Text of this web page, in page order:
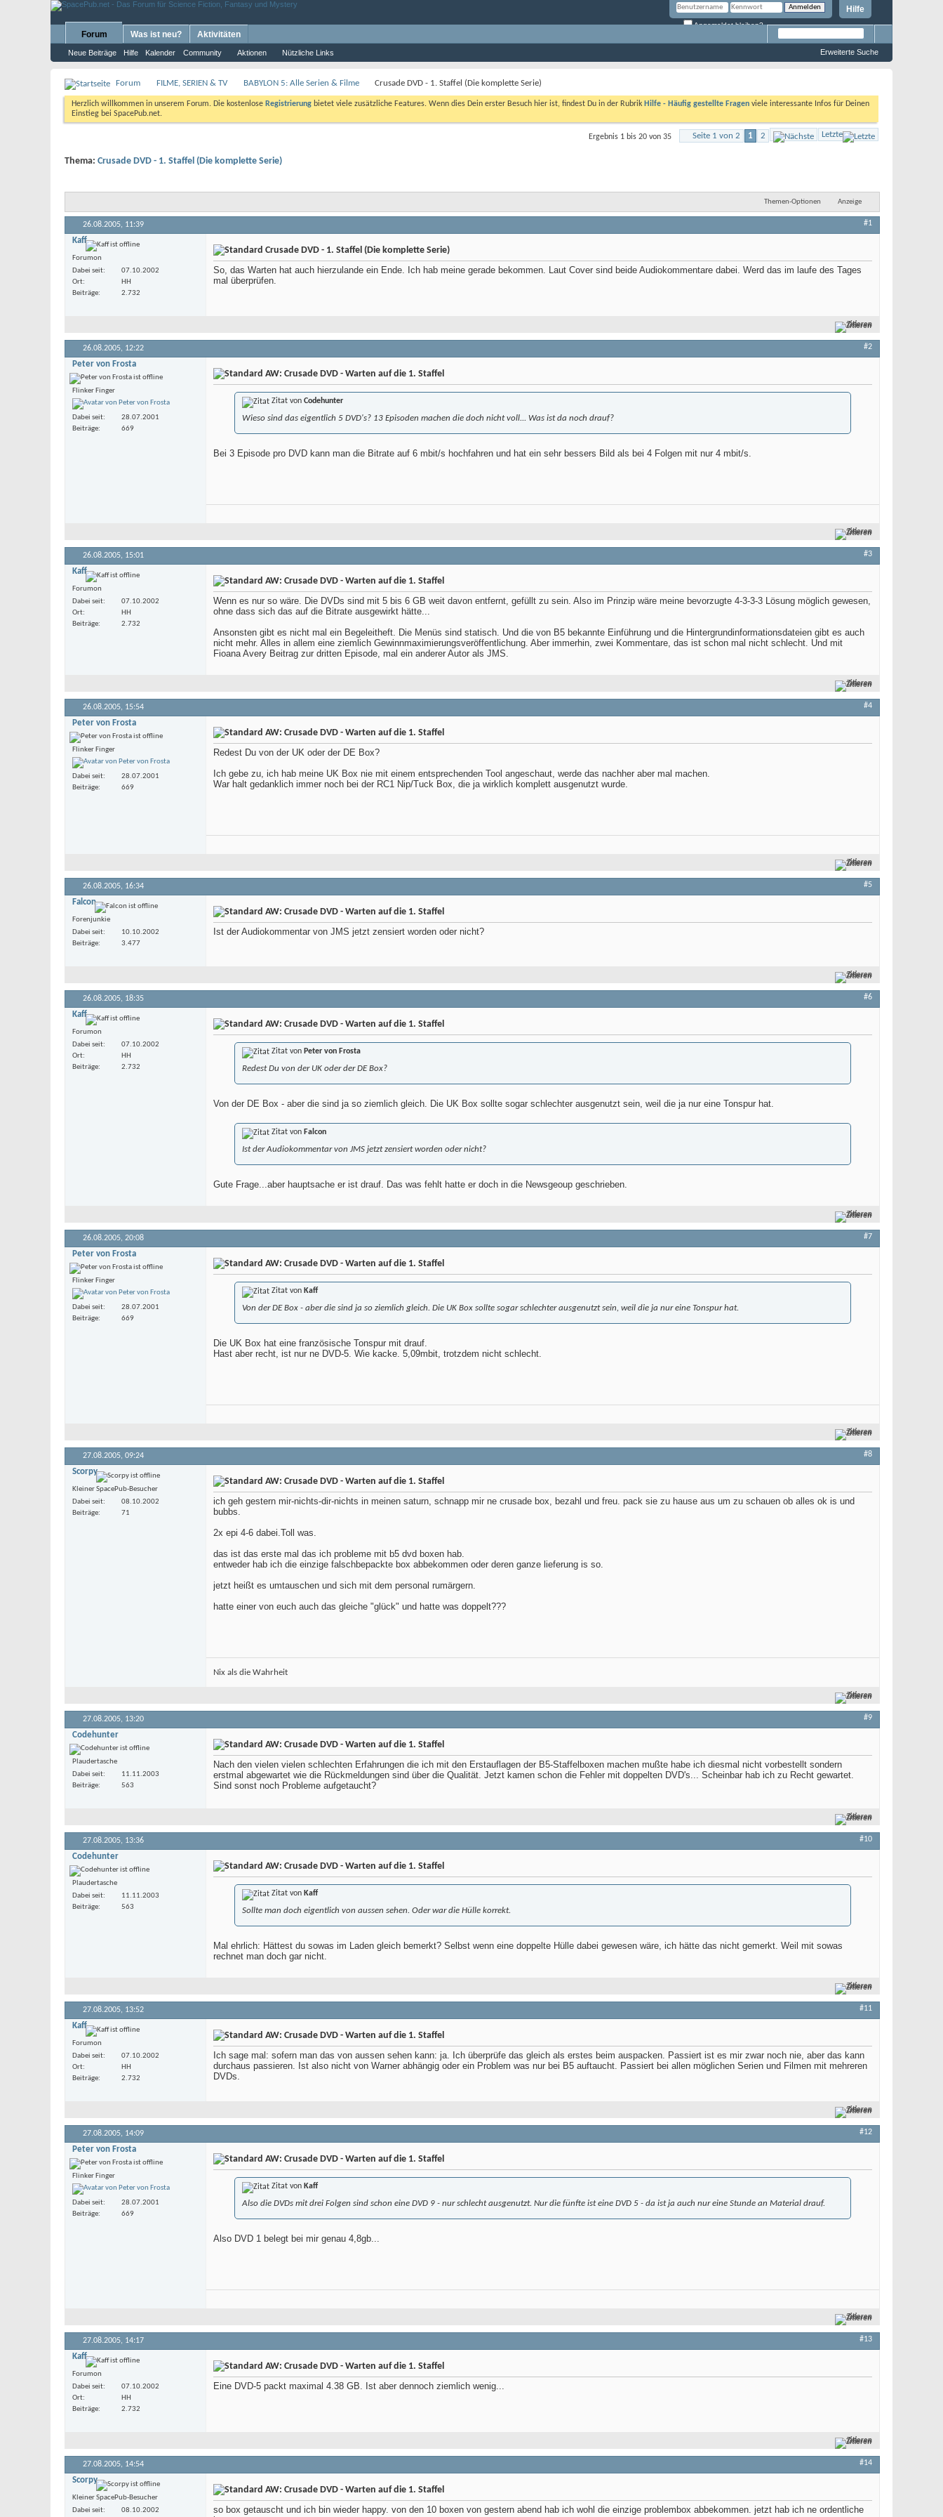
Hilfe
Angemeldet bleiben?
Forum
Neue Beiträge Hilfe Kalender Community Aktionen Nützliche Links
Was ist neu? Aktivitäten
Erweiterte Suche
Forum FILME, SERIEN & TV BABYLON 5: Alle Serien & Filme Crusade DVD - 1. Staffel (Die komplette Serie)
Herzlich willkommen in unserem Forum. Die kostenlose Registrierung bietet viele zusätzliche Features. Wenn dies Dein erster Besuch hier ist, findest Du in der Rubrik Hilfe - Häufig gestellte Fragen viele interessante Infos für Deinen
Einstieg bei SpacePub.net.
Seite 1 von 2 1 2 Letzte
Ergebnis 1 bis 20 von 35
Thema: Crusade DVD - 1. Staffel (Die komplette Serie)
Themen-Optionen Anzeige
26.08.2005, 11:39 #1
Kaff
Forumon
Dabei seit
07.10.2002
Ort
HH
Beiträge
2.732
Crusade DVD - 1. Staffel (Die komplette Serie)
So, das Warten hat auch hierzulande ein Ende. Ich hab meine gerade bekommen. Laut Cover sind beide Audiokommentare dabei. Werd das im laufe des Tages
mal überprüfen.
Zitieren
26.08.2005, 12:22 #2
Peter von Frosta
Flinker Finger
Dabei seit
28.07.2001
Beiträge
669
AW: Crusade DVD - Warten auf die 1. Staffel
Zitat von Codehunter
Wieso sind das eigentlich 5 DVD's? 13 Episoden machen die doch nicht voll... Was ist da noch drauf?
Bei 3 Episode pro DVD kann man die Bitrate auf 6 mbit/s hochfahren und hat ein sehr bessers Bild als bei 4 Folgen mit nur 4 mbit/s.
Zitieren
26.08.2005, 15:01 #3
Kaff
Forumon
Dabei seit
07.10.2002
Ort
HH
Beiträge
2.732
AW: Crusade DVD - Warten auf die 1. Staffel
Wenn es nur so wäre. Die DVDs sind mit 5 bis 6 GB weit davon entfernt, gefüllt zu sein. Also im Prinzip wäre meine bevorzugte 4-3-3-3 Lösung möglich gewesen,
ohne dass sich das auf die Bitrate ausgewirkt hätte...
Ansonsten gibt es nicht mal ein Begeleitheft. Die Menüs sind statisch. Und die von B5 bekannte Einführung und die Hintergrundinformationsdateien gibt es auch
nicht mehr. Alles in allem eine ziemlich Gewinnmaximierungsveröffentlichung. Aber immerhin, zwei Kommentare, das ist schon mal nicht schlecht. Und mit
Fioana Avery Beitrag zur dritten Episode, mal ein anderer Autor als JMS.
Zitieren
26.08.2005, 15:54 #4
Peter von Frosta
Flinker Finger
Dabei seit
28.07.2001
Beiträge
669
AW: Crusade DVD - Warten auf die 1. Staffel
Redest Du von der UK oder der DE Box?
Ich gebe zu, ich hab meine UK Box nie mit einem entsprechenden Tool angeschaut, werde das nachher aber mal machen.
War halt gedanklich immer noch bei der RC1 Nip/Tuck Box, die ja wirklich komplett ausgenutzt wurde.
Zitieren
26.08.2005, 16:34 #5
Falcon
Forenjunkie
Dabei seit
10.10.2002
Beiträge
3.477
AW: Crusade DVD - Warten auf die 1. Staffel
Ist der Audiokommentar von JMS jetzt zensiert worden oder nicht?
Zitieren
26.08.2005, 18:35 #6
Kaff
Forumon
Dabei seit
07.10.2002
Ort
HH
Beiträge
2.732
AW: Crusade DVD - Warten auf die 1. Staffel
Zitat von Peter von Frosta
Redest Du von der UK oder der DE Box?
Von der DE Box - aber die sind ja so ziemlich gleich. Die UK Box sollte sogar schlechter ausgenutzt sein, weil die ja nur eine Tonspur hat.
Zitat von Falcon
Ist der Audiokommentar von JMS jetzt zensiert worden oder nicht?
Gute Frage...aber hauptsache er ist drauf. Das was fehlt hatte er doch in die Newsgeoup geschrieben.
Zitieren
26.08.2005, 20:08 #7
Peter von Frosta
Flinker Finger
Dabei seit
28.07.2001
Beiträge
669
AW: Crusade DVD - Warten auf die 1. Staffel
Zitat von Kaff
Von der DE Box - aber die sind ja so ziemlich gleich. Die UK Box sollte sogar schlechter ausgenutzt sein, weil die ja nur eine Tonspur hat.
Die UK Box hat eine französische Tonspur mit drauf.
Hast aber recht, ist nur ne DVD-5. Wie kacke. 5,09mbit, trotzdem nicht schlecht.
Zitieren
27.08.2005, 09:24 #8
Scorpy
Kleiner SpacePub-Besucher
Dabei seit
08.10.2002
Beiträge
71
AW: Crusade DVD - Warten auf die 1. Staffel
ich geh gestern mir-nichts-dir-nichts in meinen saturn, schnapp mir ne crusade box, bezahl und freu. pack sie zu hause aus um zu schauen ob alles ok is und
bubbs.
2x epi 4-6 dabei.Toll was.
das ist das erste mal das ich probleme mit b5 dvd boxen hab.
entweder hab ich die einzige falschbepackte box abbekommen oder deren ganze lieferung is so.
jetzt heißt es umtauschen und sich mit dem personal rumärgern.
hatte einer von euch auch das gleiche "glück" und hatte was doppelt???
Nix als die Wahrheit
Zitieren
27.08.2005, 13:20 #9
Codehunter
Plaudertasche
Dabei seit
11.11.2003
Beiträge
563
AW: Crusade DVD - Warten auf die 1. Staffel
Nach den vielen vielen schlechten Erfahrungen die ich mit den Erstauflagen der B5-Staffelboxen machen mußte habe ich diesmal nicht vorbestellt sondern
erstmal abgewartet wie die Rückmeldungen sind über die Qualität. Jetzt kamen schon die Fehler mit doppelten DVD's... Scheinbar hab ich zu Recht gewartet.
Sind sonst noch Probleme aufgetaucht?
Zitieren
27.08.2005, 13:36 #10
Codehunter
Plaudertasche
Dabei seit
11.11.2003
Beiträge
563
AW: Crusade DVD - Warten auf die 1. Staffel
Zitat von Kaff
Sollte man doch eigentlich von aussen sehen. Oder war die Hülle korrekt.
Mal ehrlich: Hättest du sowas im Laden gleich bemerkt? Selbst wenn eine doppelte Hülle dabei gewesen wäre, ich hätte das nicht gemerkt. Weil mit sowas
rechnet man doch gar nicht.
Zitieren
27.08.2005, 13:52 #11
Kaff
Forumon
Dabei seit
07.10.2002
Ort
HH
Beiträge
2.732
AW: Crusade DVD - Warten auf die 1. Staffel
Ich sage mal: sofern man das von aussen sehen kann: ja. Ich überprüfe das gleich als erstes beim auspacken. Passiert ist es mir zwar noch nie, aber das kann
durchaus passieren. Ist also nicht von Warner abhängig oder ein Problem was nur bei B5 auftaucht. Passiert bei allen möglichen Serien und Filmen mit mehreren
DVDs.
Zitieren
27.08.2005, 14:09 #12
Peter von Frosta
Flinker Finger
Dabei seit
28.07.2001
Beiträge
669
AW: Crusade DVD - Warten auf die 1. Staffel
Zitat von Kaff
Also die DVDs mit drei Folgen sind schon eine DVD 9 - nur schlecht ausgenutzt. Nur die fünfte ist eine DVD 5 - da ist ja auch nur eine Stunde an Material drauf.
Also DVD 1 belegt bei mir genau 4,8gb...
Zitieren
27.08.2005, 14:17 #13
Kaff
Forumon
Dabei seit
07.10.2002
Ort
HH
Beiträge
2.732
AW: Crusade DVD - Warten auf die 1. Staffel
Eine DVD-5 packt maximal 4.38 GB. Ist aber dennoch ziemlich wenig...
Zitieren
27.08.2005, 14:54 #14
Scorpy
Kleiner SpacePub-Besucher
Dabei seit
08.10.2002
AW: Crusade DVD - Warten auf die 1. Staffel
so box getauscht und ich bin wieder happy. von den 10 boxen von gestern abend hab ich wohl die einzige problembox abbekommen. jetzt hab ich ne ordentliche